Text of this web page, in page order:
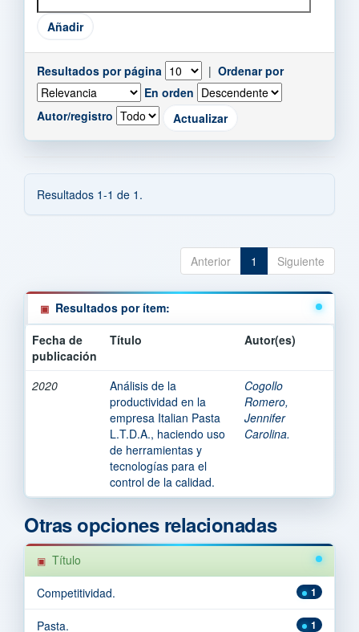
Resultados por página | Ordenar por
En orden
Autor/registro
Resultados 1-1 de 1.
Anterior 1 Siguiente
Resultados por ítem:
Fecha de
publicación
Título Autor(es)
2020
Análisis de la
productividad en la
empresa Italian Pasta
L.T.D.A., haciendo uso
de herramientas y
tecnologías para el
control de la calidad.
Cogollo
Romero,
Jennifer
Carolina.
Otras opciones relacionadas
Título
1
Competitividad.
1
Pasta.